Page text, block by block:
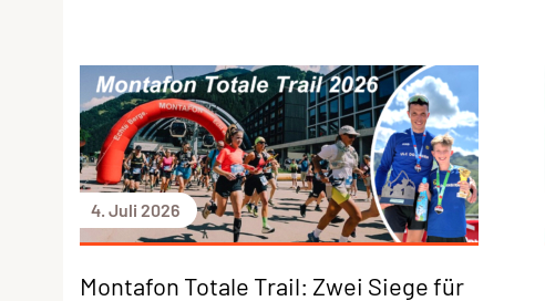
4. Juli 2026
Montafon Totale Trail: Zwei Siege für